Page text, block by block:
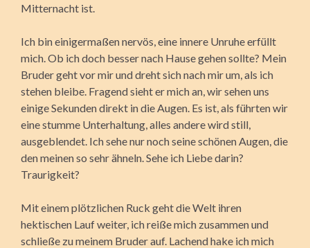
Mitternacht ist.
Ich bin einigermaßen nervös, eine innere Unruhe erfüllt
mich. Ob ich doch besser nach Hause gehen sollte? Mein
Bruder geht vor mir und dreht sich nach mir um, als ich
stehen bleibe. Fragend sieht er mich an, wir sehen uns
einige Sekunden direkt in die Augen. Es ist, als führten wir
eine stumme Unterhaltung, alles andere wird still,
ausgeblendet. Ich sehe nur noch seine schönen Augen, die
den meinen so sehr ähneln. Sehe ich Liebe darin?
Traurigkeit?
Mit einem plötzlichen Ruck geht die Welt ihren
hektischen Lauf weiter, ich reiße mich zusammen und
schließe zu meinem Bruder auf. Lachend hake ich mich